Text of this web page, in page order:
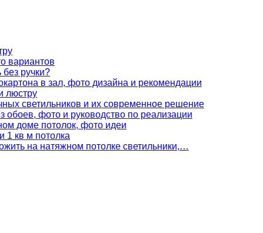
вариантов
ручки?
в зал, фото дизайна и рекомендации
люстру
светильников и их современное решение
обоев, фото и руководство по реализации
доме потолок, фото идеи
1 кв м потолка
на натяжном потолке светильники,…